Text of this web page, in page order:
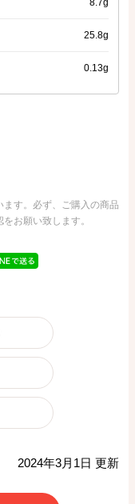
8.7g
25.8g
0.13g
す。必ず、ご購入の商品
お願い致します。
2024年3月1日 更新